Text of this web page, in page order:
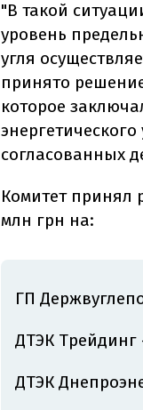
"В такой
уровень
угля
принято
которое
согласованных
Комитет принял
млн грн на:
ГП
ДТЭК Трейдинг
ДТЭК